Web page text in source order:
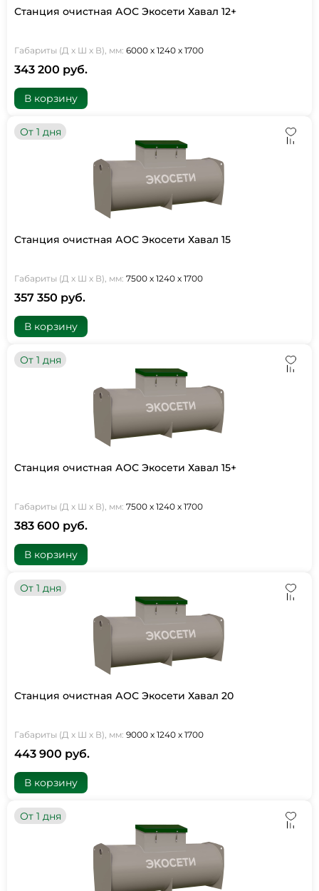
Станция очистная АОС Экосети Хавал 12+
Габариты (Д х Ш х В), мм: 6000 х 1240 х 1700
343 200 руб.
В корзину
От 1 дня
Станция очистная АОС Экосети Хавал 15
Габариты (Д х Ш х В), мм: 7500 х 1240 х 1700
357 350 руб.
В корзину
От 1 дня
Станция очистная АОС Экосети Хавал 15+
Габариты (Д х Ш х В), мм: 7500 х 1240 х 1700
383 600 руб.
В корзину
От 1 дня
Станция очистная АОС Экосети Хавал 20
Габариты (Д х Ш х В), мм: 9000 х 1240 х 1700
443 900 руб.
В корзину
От 1 дня